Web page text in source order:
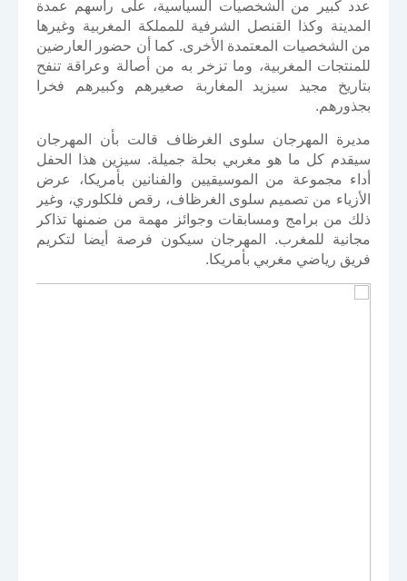
عدد كبير من الشخصيات السياسية، على رأسهم عمدة
المدينة وكذا القنصل الشرفية للمملكة المغربية وغيرها
من الشخصيات المعتمدة الأخرى. كما أن حضور العارضين
للمنتجات المغربية، وما تزخر به من أصالة وعراقة تنفح
بتاريخ مجيد سيزيد المغاربة صغيرهم وكبيرهم فخرا
بجذورهم.
مديرة المهرجان سلوى الغرظاف قالت بأن المهرجان
سيقدم كل ما هو مغربي بحلة جميلة. سيزين هذا الحفل
أداء مجموعة من الموسيقيين والفنانين بأمريكا، عرض
الأزياء من تصميم سلوى الغرظاف، رقص فلكلوري، وغير
ذلك من برامج ومسابقات وجوائز مهمة من ضمنها تذاكر
مجانية للمغرب. المهرجان سيكون فرصة أيضا لتكريم
فريق رياضي مغربي بأمريكا.